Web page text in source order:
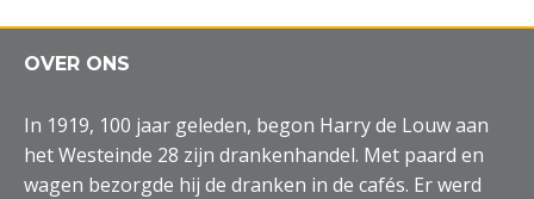
OVER ONS
In 1919, 100 jaar geleden, begon Harry de Louw aan
het Westeinde 28 zijn drankenhandel. Met paard en
wagen bezorgde hij de dranken in de cafés. Er werd